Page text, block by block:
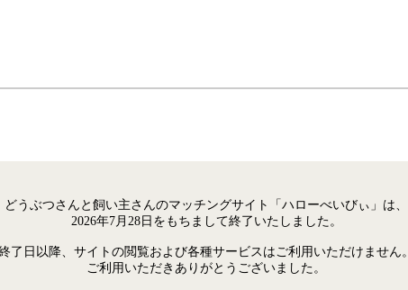
どうぶつさんと飼い主さんのマッチングサイト「ハローべいびぃ」は、
2026年7月28日をもちまして終了いたしました。
了日以降、サイトの閲覧および各種サービスはご利用いただけません
ご利用いただきありがとうございました。